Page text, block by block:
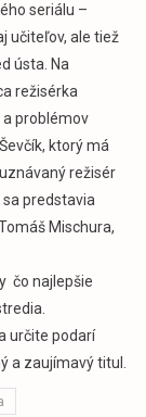
seriálu –
učiteľov, ale tiež
ústa. Na
režisérka
problémov
ktorý má
režisér
sa predstavia
Mischura,
čo najlepšie
určite podarí
a zaujímavý titul.